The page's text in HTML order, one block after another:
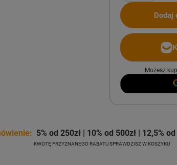
Dodaj
Możesz
5% od 250zł | 10% od 500zł | 12,5%
KWOTĘ PRZYZNANEGO RABATU SPRAWDZISZ W KOSZYKU